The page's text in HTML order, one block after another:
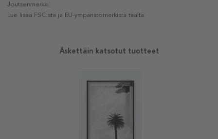
Joutsenmerkki.
Lue lisää FSC:stä ja EU-ympäristömerkistä täältä.
Äskettäin katsotut tuotteet